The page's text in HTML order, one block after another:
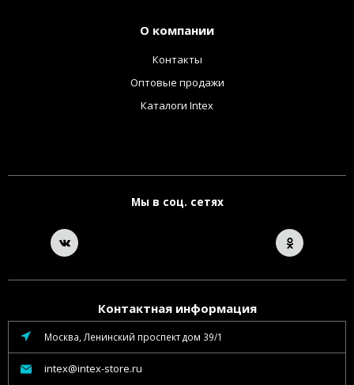
О компании
Контакты
Оптовые продажи
Каталоги Intex
Мы в соц. сетях
Контактная информация
Москва, Ленинский проспект дом 39/1
intex@intex-store.ru